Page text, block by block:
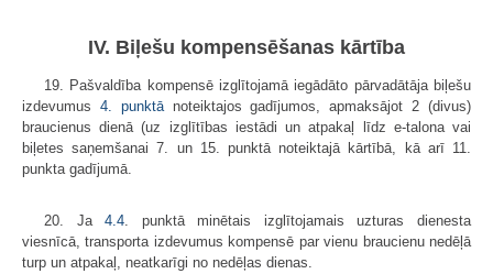
IV. Biļešu kompensēšanas kārtība
19. Pašvaldība kompensē izglītojamā iegādāto pārvadātāja biļešu
izdevumus 4. punktānoteiktajos gadījumos, apmaksājot 2 (divus)
braucienus dienā (uz izglītības iestādi un atpakaļ līdz e-talona vai
biļetes saņemšanai 7. un 15. punktā noteiktajā kārtībā, kā arī 11.
punkta gadījumā.
20. Ja4.4 . punktā minētais izglītojamais uzturas dienesta
viesnīcā, transporta izdevumus kompensē par vienu braucienu nedēļā
turp un atpakaļ, neatkarīgi no nedēļas dienas.